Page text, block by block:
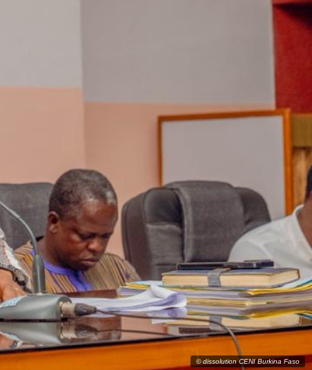
© dissolution CENI Burkina Faso